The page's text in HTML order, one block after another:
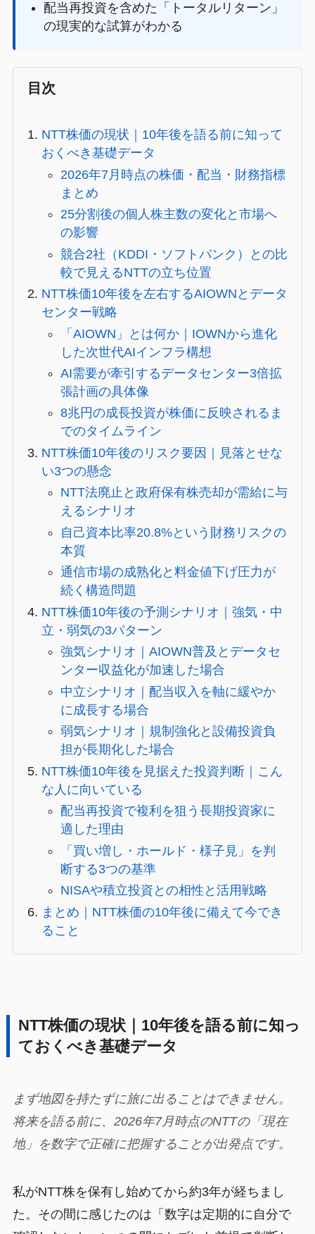
配当再投資を含めた「トータルリターン」
の現実的な試算がわかる
目次
NTT株価の現状｜10年後を語る前に知って
おくべき基礎データ
2026年7月時点の株価・配当・財務指標
まとめ
25分割後の個人株主数の変化と市場へ
の影響
競合2社（KDDI・ソフトバンク）との比
較で見えるNTTの立ち位置
NTT株価10年後を左右するAIOWNとデータ
センター戦略
「AIOWN」とは何か｜IOWNから進化
した次世代AIインフラ構想
AI需要が牽引するデータセンター3倍拡
張計画の具体像
8兆円の成長投資が株価に反映されるま
でのタイムライン
NTT株価10年後のリスク要因｜見落とせな
い3つの懸念
NTT法廃止と政府保有株売却が需給に与
えるシナリオ
自己資本比率20.8%という財務リスクの
本質
通信市場の成熟化と料金値下げ圧力が
続く構造問題
NTT株価10年後の予測シナリオ｜強気・中
立・弱気の3パターン
強気シナリオ｜AIOWN普及とデータセ
ンター収益化が加速した場合
中立シナリオ｜配当収入を軸に緩やか
に成長する場合
弱気シナリオ｜規制強化と設備投資負
担が長期化した場合
NTT株価10年後を見据えた投資判断｜こん
な人に向いている
配当再投資で複利を狙う長期投資家に
適した理由
「買い増し・ホールド・様子見」を判
断する3つの基準
NISAや積立投資との相性と活用戦略
まとめ｜NTT株価の10年後に備えて今でき
ること
NTT株価の現状｜10年後を語る前に知っ
ておくべき基礎データ
まず地図を持たずに旅に出ることはできません。
将来を語る前に、2026年7月時点のNTTの「現在
地」を数字で正確に把握することが出発点です。
私がNTT株を保有し始めてから約3年が経ちまし
た。その間に感じたのは「数字は定期的に自分で